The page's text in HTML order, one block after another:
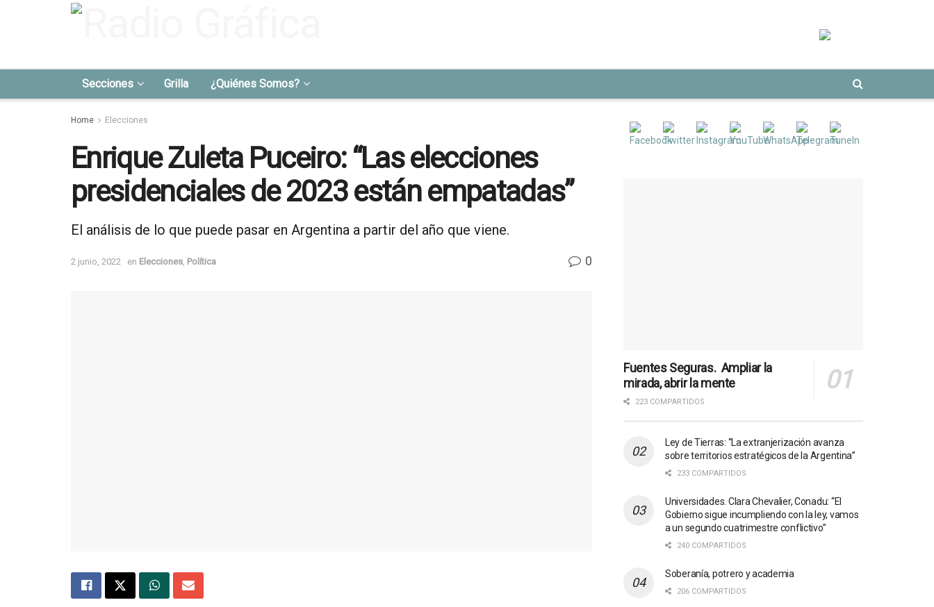
Secciones Grilla ¿Quiénes Somos?
Home Elecciones
Enrique Zuleta Puceiro: “Las elecciones
presidenciales de 2023 están empatadas”
El análisis de lo que puede pasar en Argentina a partir del año que viene.
2 junio, 2022 en Elecciones Política 0
Fuentes Seguras. Ampliar la
mirada, abrir la mente
223 COMPARTIDOS
Ley de Tierras: “La extranjerización avanza
sobre territorios estratégicos de la Argentina”
233 COMPARTIDOS
Universidades. Clara Chevalier, Conadu: “El
Gobierno sigue incumpliendo con la ley, vamos
a un segundo cuatrimestre conflictivo”
240 COMPARTIDOS
Soberanía, potrero y academia
206 COMPARTIDOS